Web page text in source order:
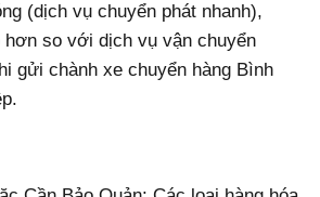
(dịch vụ chuyển phát nhanh),
so với dịch vụ vận chuyển
gửi chành xe chuyển hàng Bình